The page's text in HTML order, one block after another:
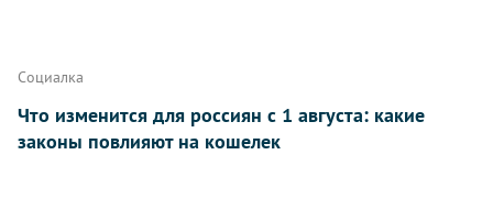
Социалка
Что изменится для россиян с 1 августа: какие
законы повлияют на кошелек